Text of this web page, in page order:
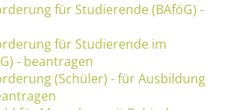
für Studierende (BAföG) -
für Studierende im
- beantragen
(Schüler) - für Ausbildung